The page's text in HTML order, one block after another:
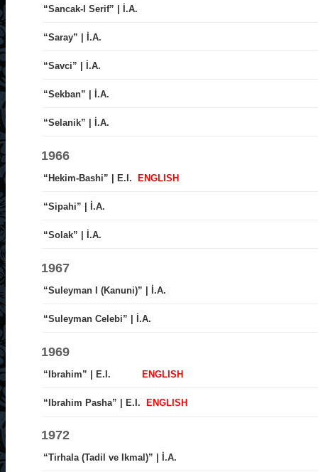
“Sancak-I Serif” | İ.A.
“Saray” | İ.A.
“Savci” | İ.A.
“Sekban” | İ.A.
“Selanik” | İ.A.
1966
“Hekim-Bashi” | E.I. ENGLISH
“Sipahi” | İ.A.
“Solak” | İ.A.
1967
“Suleyman I (Kanuni)” | İ.A.
“Suleyman Celebi” | İ.A.
1969
“Ibrahim” | E.I. ENGLISH
“Ibrahim Pasha” | E.I. ENGLISH
1972
“Tirhala (Tadil ve Ikmal)” | İ.A.